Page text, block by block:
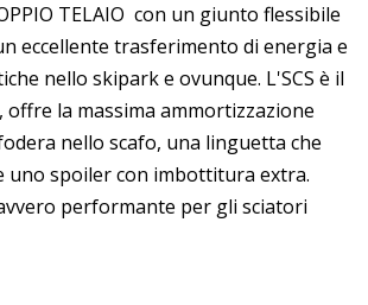
TELAIO con un giunto flessibile
eccellente trasferimento di energia e
nello skipark e ovunque. L'SCS è il
offre la massima ammortizzazione
nello scafo, una linguetta che
uno spoiler con imbottitura extra.
performante per gli sciatori